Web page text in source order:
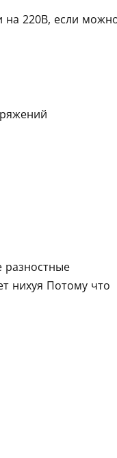
на 220В, если
нихуя Потому что